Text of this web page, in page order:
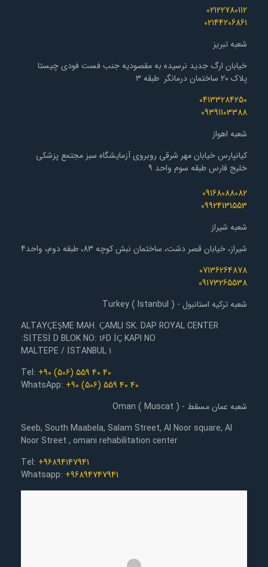
02122780112
02144206861
شعبه تبریز
خیابان ارگ جدید نرسیده به مقصودیه جنب فست فودی چیستا
پلاک 20 ساختمان درمانگر طبقه 3
04133284250
09391103388
شعبه اهواز
کیانپارس خیابان مهر شرقی روبروی آزمایشگاه سبز مجتمع پزشکی
خلیج فارس طبقه سوم واحد ۹
09168088082
09924131553
شعبه شیراز
شیراز، خیابان قصر دشت، ساختمان نبش کوچه 83، طبقه دوم، واحد4
07136264878
09173265538
شعبه ترکیه استانبول - Turkey ( Istanbul )
ALTAYÇEŞME MAH. ÇAMLI SK. DAP ROYAL CENTER
SİTESİ D BLOK NO: 16D İÇ KAPI NO:
1 MALTEPE / İSTANBUL
Tel: +90 (506) 559 40 40
WhatsApp: +90 (506) 559 40 40
شعبه عمان مسقط - Oman ( Muscat )
Seeb, South Maabela, Salam Street, Al Noor square, Al
Noor Street , omani rehabilitation center
Tel: +96894147941
Whatsapp: +96894747941